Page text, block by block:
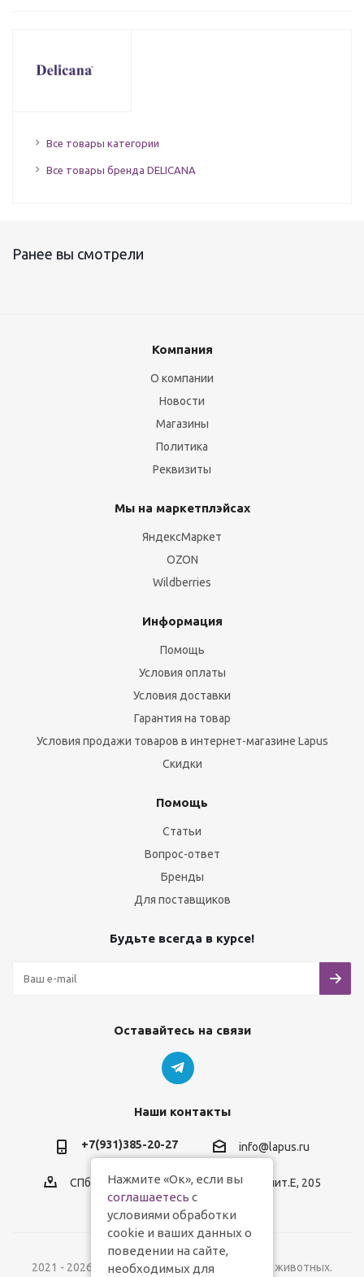
Все товары категории
Все товары бренда DELICANA
Ранее вы смотрели
Компания
О компании
Новости
Магазины
Политика
Реквизиты
Мы на маркетплэйсах
ЯндексМаркет
OZON
Wildberries
Информация
Помощь
Условия оплаты
Условия доставки
Гарантия на товар
Условия продажи товаров в интернет-магазине Lapus
Скидки
Помощь
Статьи
Вопрос-ответ
Бренды
Для поставщиков
Будьте всегда в курсе!
Оставайтесь на связи
Наши контакты
+7(931)385-20-27 info@lapus.ru
СПб, пр.Обуховской Обороны, д.116, лит.Е, 205
2021 - 2026 © Lapus.ru - магазин товаров для животных.
Нажмите «Ок», если вы
соглашаетесь с
условиями обработки
cookie и ваших данных о
поведении на сайте,
необходимых для